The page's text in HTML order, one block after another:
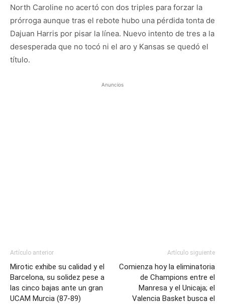
North Caroline no acertó con dos triples para forzar la
prórroga aunque tras el rebote hubo una pérdida tonta de
Dajuan Harris por pisar la línea. Nuevo intento de tres a la
desesperada que no tocó ni el aro y Kansas se quedó el
título.
Anuncios
Artículo anterior
Mirotic exhibe su calidad y el
Barcelona, su solidez pese a
las cinco bajas ante un gran
UCAM Murcia (87-89)
Artículo siguiente
Comienza hoy la eliminatoria
de Champions entre el
Manresa y el Unicaja; el
Valencia Basket busca el